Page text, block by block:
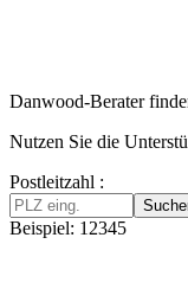
Danwood-Berater
Nutzen Sie die
Postleitzahl :
Beispiel: 12345